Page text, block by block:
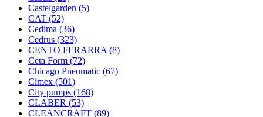
Castelgarden (5)
CAT (52)
Cedima (36)
Cedrus (323)
CENTO FERARRA (8)
Ceta Form (72)
Chicago Pneumatic (67)
Cimex (501)
City pumps (168)
CLABER (53)
CLEANCRAFT (89)